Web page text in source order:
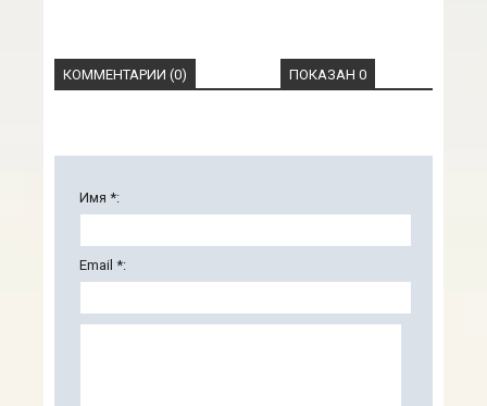
КОММЕНТАРИИ (0) ПОКАЗАН 0
Имя *:
Email *: